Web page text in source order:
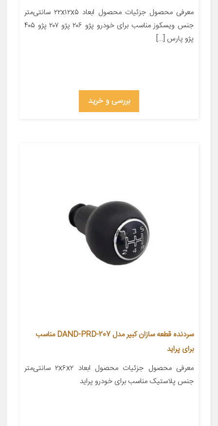
معرفی محصول جزئیات محصول ابعاد ۲۲x۱۲x۵ سانتی‌متر
جنس ویسکوز مناسب برای خودرو پژو ۲۰۶ پژو ۲۰۷ پژو ۴۰۵
پژو پارس […]
بررسی و خرید
سردنده قطعه سازان کبیر مدل DAND-PRD-207 مناسب
برای پراید
معرفی محصول جزئیات محصول ابعاد ۲x۶x۲ سانتی‌متر
جنس پلاستیک مناسب برای خودرو پراید